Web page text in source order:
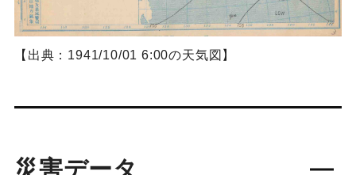
【出典：1941/10/01 6:00の天気図】
災害データ